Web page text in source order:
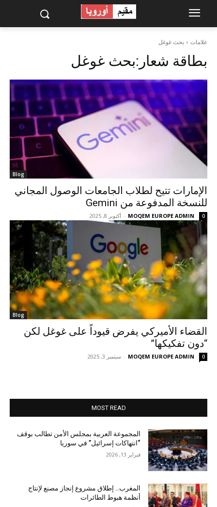
علامات بحث غوغل
بطاقة شعار:بحث غوغل
Blog
الإمارات تتيح لطلاب الجامعات الوصول المجاني
للنسخة المدفوعة من Gemini
MOQEM EUROPE ADMIN
- أكتوبر 8, 2025 0
Blog
القضاء الأميركي يفرض قيوداً على غوغل لكن
“دون تفكيكها”
MOQEM EUROPE ADMIN
- سبتمبر 3, 2025 0
MOST READ
المجموعة العربية بمجلس الأمن تطالب بوقف
“انتهاكات إسرائيل” في سوريا
فبراير 13, 2026
المغرب.. إطلاق مشروع إنجاز مصنع لإنتاج
أنظمة هبوط الطائرات